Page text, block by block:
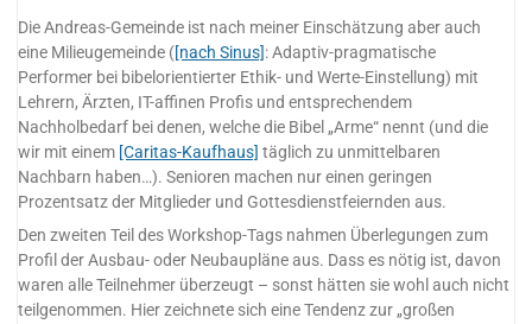
Die Andreas-Gemeinde ist nach meiner Einschätzung aber auch
eine Milieugemeinde ([nach Sinus]: Adaptiv-pragmatische
Performer bei bibelorientierter Ethik- und Werte-Einstellung) mit
Lehrern, Ärzten, IT-affinen Profis und entsprechendem
Nachholbedarf bei denen, welche die Bibel „Arme“ nennt (und die
wir mit einem [Caritas-Kaufhaus] täglich zu unmittelbaren
Nachbarn haben…). Senioren machen nur einen geringen
Prozentsatz der Mitglieder und Gottesdienstfeiernden aus.
Den zweiten Teil des Workshop-Tags nahmen Überlegungen zum
Profil der Ausbau- oder Neubaupläne aus. Dass es nötig ist, davon
waren alle Teilnehmer überzeugt – sonst hätten sie wohl auch nicht
teilgenommen. Hier zeichnete sich eine Tendenz zur „großen